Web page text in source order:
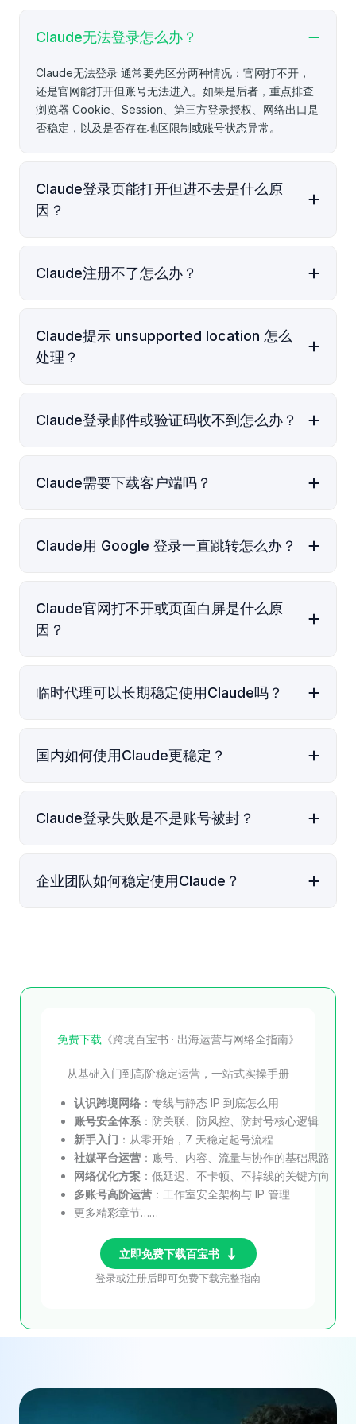
Claude无法登录怎么办？
Claude无法登录 通常要先区分两种情况：官网打不开，
还是官网能打开但账号无法进入。如果是后者，重点排查
浏览器 Cookie、Session、第三方登录授权、网络出口是
否稳定，以及是否存在地区限制或账号状态异常。
Claude登录页能打开但进不去是什么原
因？
Claude注册不了怎么办？
Claude提示 unsupported location 怎么
处理？
Claude登录邮件或验证码收不到怎么办？
Claude需要下载客户端吗？
Claude用 Google 登录一直跳转怎么办？
Claude官网打不开或页面白屏是什么原
因？
临时代理可以长期稳定使用Claude吗？
国内如何使用Claude更稳定？
Claude登录失败是不是账号被封？
企业团队如何稳定使用Claude？
免费下载 《跨境百宝书 · 出海运营与网络全指南》
从基础入门到高阶稳定运营，一站式实操手册
认识跨境网络 ：专线与静态 IP 到底怎么用
账号安全体系 ：防关联、防风控、防封号核心逻辑
新手入门 ：从零开始，7 天稳定起号流程
社媒平台运营 ：账号、内容、流量与协作的基础思路
网络优化方案 ：低延迟、不卡顿、不掉线的关键方向
多账号高阶运营 ：工作室安全架构与 IP 管理
更多精彩章节……
立即免费下载百宝书
登录或注册后即可免费下载完整指南